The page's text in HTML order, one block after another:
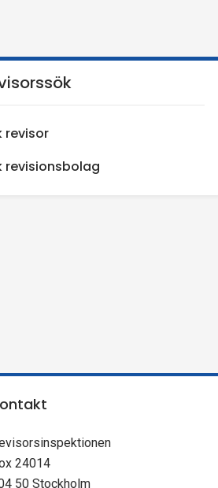
revisor
revisionsbolag
24014
50 Stockholm